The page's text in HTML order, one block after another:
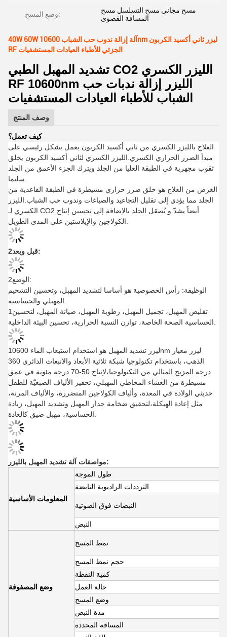
وضع المسح:
مسح مجاني مسح التسلسل مسح
المسافة القصوى
40W 60W آلة إزالة ندوب حب الشباب 10600nm ليزر ثاني أكسيد الكربون
RF الجزئي للأطباء العيادات المستشفيات
تشديد المهبل الطبي CO2 الليزر الكسري
RF 10600nm الليزر إزالة ندبات حب
الشباب للأطباء العيادات المستشفيات
وصف المنتج
كيف تعمل؟
العلاج بالليزر الكسري من ثاني أكسيد الكربون يعمل بشكل رئيسي على
مبدأ الضرر الحراري الكسري.الليزر الكسري لثاني أكسيد الكربون يخلق
ثقوب مجهرية في الطبقة العليا من الجلد ويترك الجزء الأعمق من الجلد
الغرض من العلاج هو خلق ضرر حراري مسيطرة في الطبقة القاعدية من
الجلد مما يؤدي إلى تقليل التجاعيد والصباغات وندوب حب الشباب.الليزر
الكسري لـ CO2 أيضاً يشدّ و يُصقل الجلد بالإضافة إلى تحسين إنتاج
2قبل وبعد:
الوضع2:
الوظيفة: رأس الخصوصية هو أساسا لتشديد المهبل، وتحسين التشحيم
1تقليص المهبل، تجميل المهبل، رطوبة المهبل، صيانة المهبل، لتحسين
ليزر تشديد المهبل هو استخدام استيعاب الماء 10600nm ليزر معيار
الذهب، باستخدام تكنولوجيا شبكة ثلاثية الأبعاد والانبعاث الدائري 360
درجة المزيج المثالي من التكنولوجيا،لإنتاج 50-70 درجة مئوية في عمق
مسيطرة من الغشاء المخاطي المهبلي، تحفيز الألياف الصبغيّة للطفل
حديثي الولادة في المعدة، وألياف الكولاجين المتضررة، والألياف المرنة،
مثل إعادة الهيكلة،لتحقيق ضخامة جدار المهبل وتشديد المهبل، زيادة
مواصفات آلة تشديد المهبل بالليزر:
المعلومات الأساسية
طول الموجة
الترددات الراديوية النابضة
النبضات فوق الصوتية
النبض
وضع المصفوفة
نمط المسح
حجم نمط المسح
كمية النقطة
حالة العمل
وضع المسح
مدة النبض
المسافة المحددة